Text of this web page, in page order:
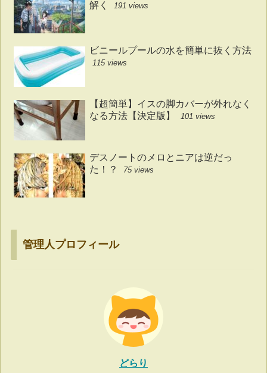
解く
191 views
ビニールプールの水を簡単に抜く方法
115 views
【超簡単】イスの脚カバーが外れなく
なる方法【決定版】
101 views
デスノートのメロとニアは逆だっ
た！？
75 views
管理人プロフィール
どらり